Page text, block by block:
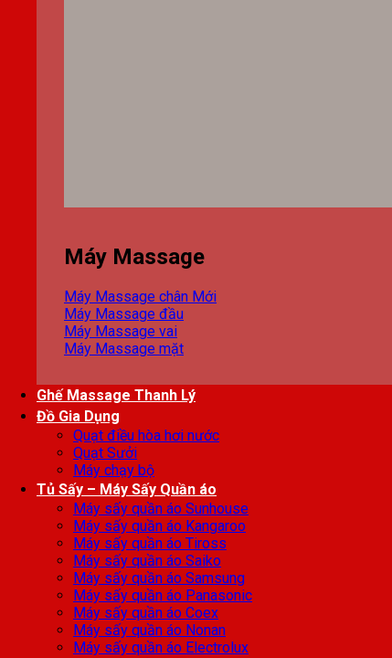
Máy Massage
Máy Massage chân
Máy Massage đầu
Máy Massage vai
Máy Massage mặt
Ghế Massage Thanh Lý
Đồ Gia Dụng
Quạt điều hòa hơi nước
Quạt Sưởi
Máy chạy bộ
Tủ Sấy – Máy Sấy Quần áo
Máy sấy quần áo Sunhouse
Máy sấy quần áo Kangaroo
Máy sấy quần áo Tiross
Máy sấy quần áo Saiko
Máy sấy quần áo Samsung
Máy sấy quần áo Panasonic
Máy sấy quần áo Coex
Máy sấy quần áo Nonan
Máy sấy quần áo Electrolux